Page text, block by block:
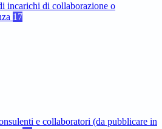
incarichi di collaborazione o
17
e collaboratori (da pubblicare in